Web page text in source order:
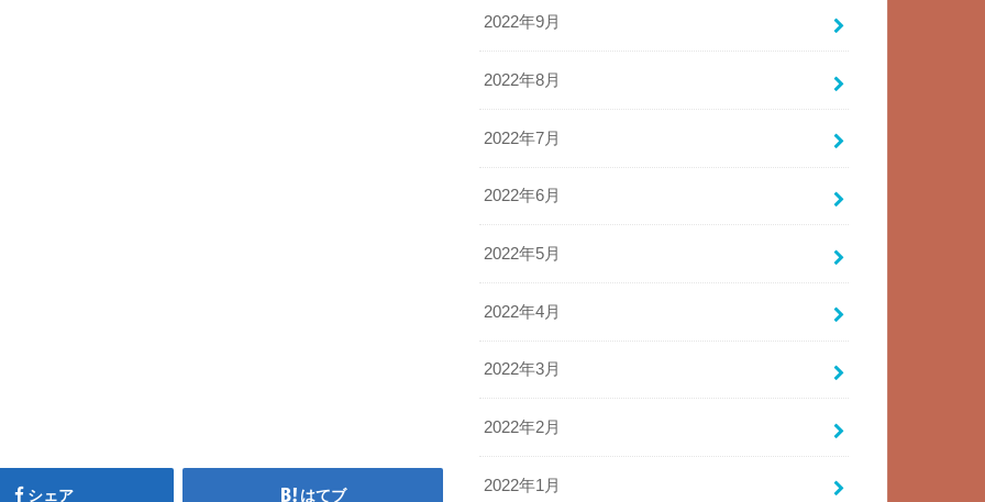
シェア はてブ
2022年9月
2022年8月
2022年7月
2022年6月
2022年5月
2022年4月
2022年3月
2022年2月
2022年1月